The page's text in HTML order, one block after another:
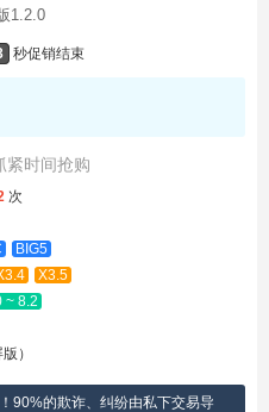
1.2.0
秒促销结束
紧时间抢购
次
BIG5
X3.5
~ 8.2
）
90%的欺诈、纠纷由私下交易导